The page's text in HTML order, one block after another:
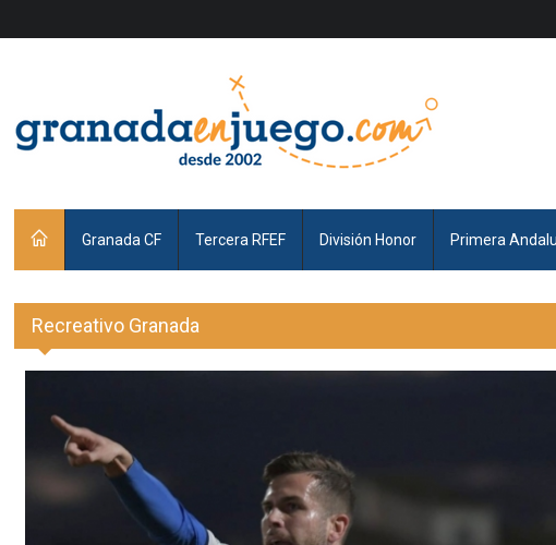
Granada CF Tercera RFEF División Honor Primera
Recreativo Granada